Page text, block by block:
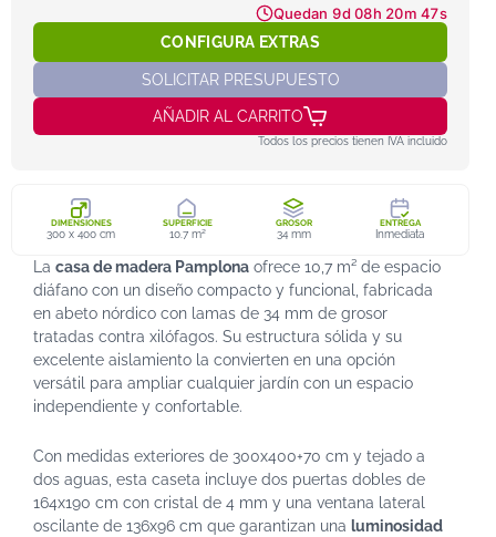
Quedan 9d 08h 20m 45s
CONFIGURA EXTRAS
SOLICITAR PRESUPUESTO
AÑADIR AL CARRITO
Todos los precios tienen IVA incluido
DIMENSIONES
300 x 400 cm
SUPERFICIE
10.7 m²
GROSOR
34 mm
ENTREGA
Inmediata
La casa de madera Pamplona ofrece 10,7 m² de espacio
diáfano con un diseño compacto y funcional, fabricada
en abeto nórdico con lamas de 34 mm de grosor
tratadas contra xilófagos. Su estructura sólida y su
excelente aislamiento la convierten en una opción
versátil para ampliar cualquier jardín con un espacio
independiente y confortable.
Con medidas exteriores de 300x400+70 cm y tejado a
dos aguas, esta caseta incluye dos puertas dobles de
164x190 cm con cristal de 4 mm y una ventana lateral
oscilante de 136x96 cm que garantizan una luminosidad